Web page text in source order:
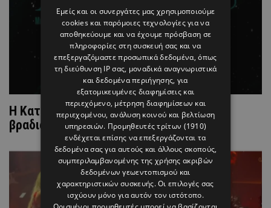
Η Κατερίνα Λιόλιου στην Λευκωσία: Μια
βραδιά γεμάτη μουσική και ενέργεια
Εμείς και οι συνεργάτες μας χρησιμοποιούμε
cookies και παρόμοιες τεχνολογίες για να
αποθηκεύουμε και να έχουμε πρόσβαση σε
πληροφορίες στη συσκευή σας και να
επεξεργαζόμαστε προσωπικά δεδομένα, όπως
τη διεύθυνση IP σας, μοναδικά αναγνωριστικά
και δεδομένα περιήγησης, για
εξατομικευμένες διαφημίσεις και
περιεχόμενο, μέτρηση διαφημίσεων και
περιεχομένου, ανάλυση κοινού και βελτίωση
υπηρεσιών. Προμηθευτές τρίτων (1910)
ενδέχεται επίσης να επεξεργάζονται τα
δεδομένα σας για αυτούς και άλλους σκοπούς,
συμπεριλαμβανομένης της χρήσης ακριβών
δεδομένων γεωεντοπισμού και
χαρακτηριστικών συσκευής. Οι επιλογές σας
ισχύουν μόνο για αυτόν τον ιστότοπο.